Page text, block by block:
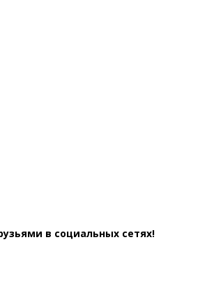
в социальных сетях!